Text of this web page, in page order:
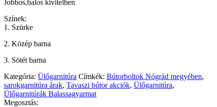
Jobbos,balos kivitelben
Színek:
1. Szürke
2. Közép barna
3. Sötét barna
Kategória: Ülőgarnitúra Címkék: Bútorboltok Nógrád megyében,
sarokgarnitúra árak, Tavaszi bútor akciók, Ülőgarnitúra,
Ülőgarnitúrák Balassagyarmat
Megosztás: